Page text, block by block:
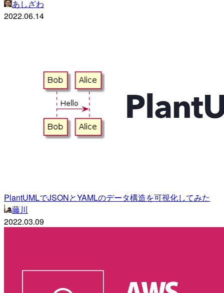
あしざわ
2022.06.14
PlantUMLでJSONとYAMLのデータ構造を可視化してみた
藤川
2022.03.09